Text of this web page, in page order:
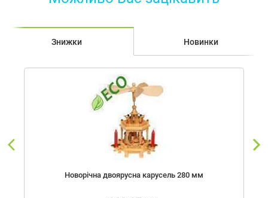
Знижки Новинки
Новорічна двоярусна карусель 280 мм